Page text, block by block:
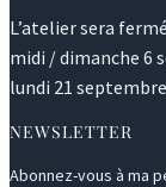
L’atelier sera
midi / dimanche 6
lundi 21
NEWSLETTER
Abonnez-vous à ma